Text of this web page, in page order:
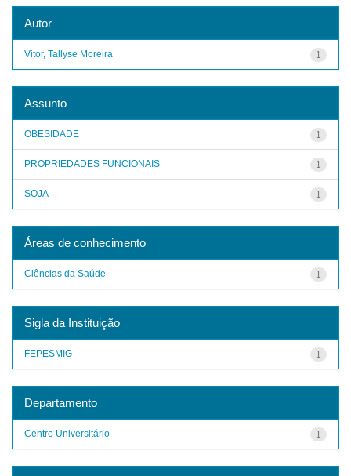
Autor
1
Vitor, Tallyse Moreira
Assunto
1
OBESIDADE
1
PROPRIEDADES FUNCIONAIS
1
SOJA
Áreas de conhecimento
1
Ciências da Saúde
Sigla da Instituição
1
FEPESMIG
Departamento
1
Centro Universitário